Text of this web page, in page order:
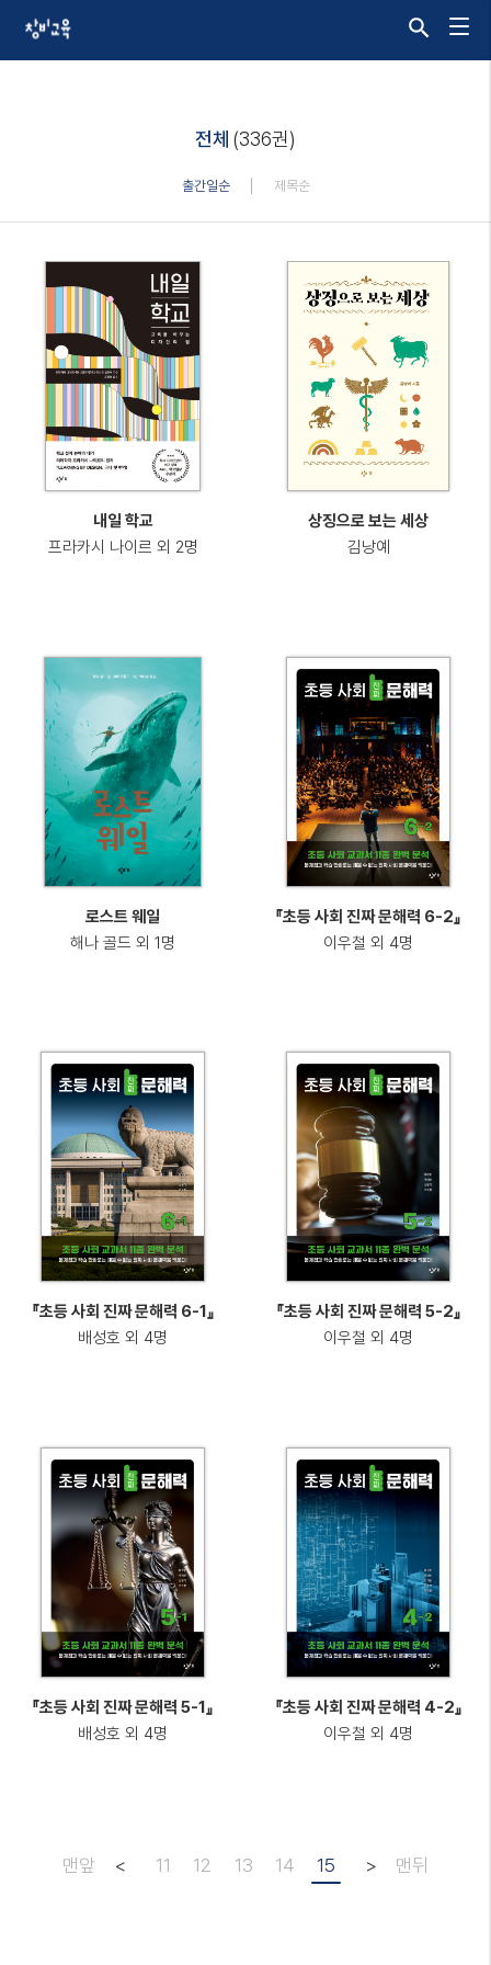
전체 (336권)
출간일순 제목순
내일 학교
프라카시 나이르 외 2명
상징으로 보는 세상
김낭예
로스트 웨일
해나 골드 외 1명
『초등 사회 진짜 문해력 6-2』
이우철 외 4명
『초등 사회 진짜 문해력 6-1』
배성호 외 4명
『초등 사회 진짜 문해력 5-2』
이우철 외 4명
『초등 사회 진짜 문해력 5-1』
배성호 외 4명
『초등 사회 진짜 문해력 4-2』
이우철 외 4명
맨앞 < 11 12 13 14 15 > 맨뒤